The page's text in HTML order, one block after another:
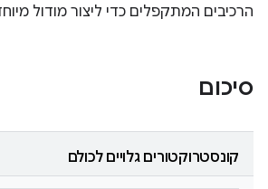
הרכיבים המתקפלים כדי ליצור מודול
סיכום
קונסטרוקטורים גלויים לכולם